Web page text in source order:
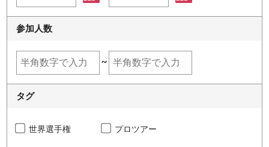
参加人数
~
タグ
世界選手権 プロツアー